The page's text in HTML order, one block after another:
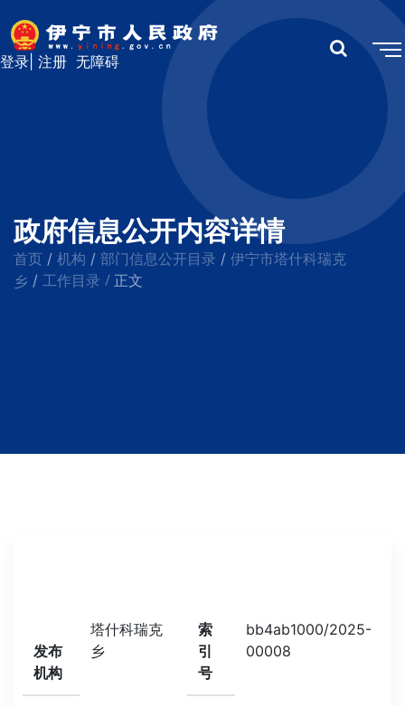
无障碍
登录 注册
政府信息公开内容详情
首页 / 机构 / 部门信息公开目录 / 伊宁市塔什科瑞克
乡 / 工作目录 / 正文
发布
机构
塔什科瑞克
乡
索
引
号
bb4ab1000/2025-
00008